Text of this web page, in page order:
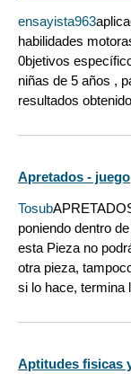
ensayista963
habilidades
0bjetivos
niñas de 5 años ,
resultados
Apretados - juego
Tosub
poniendo dentro
esta Pieza no
otra pieza,
si lo hace, termina
Aptitudes fisicas